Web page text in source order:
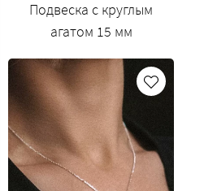
Подвеска с круглым
агатом 15 мм